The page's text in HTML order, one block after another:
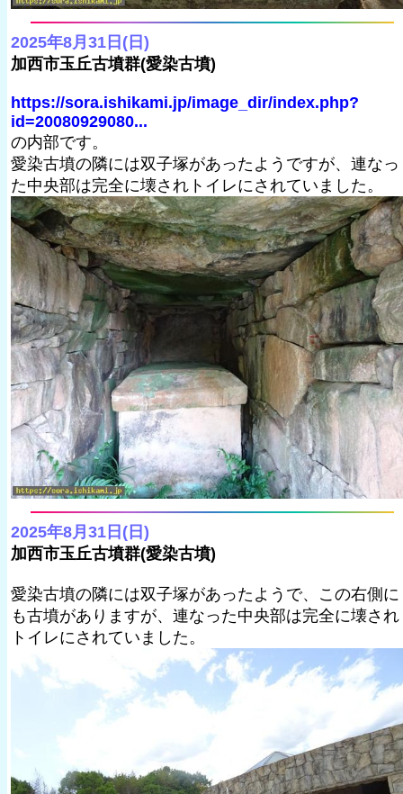
2025年8月31日(日)
加西市玉丘古墳群(愛染古墳)
https://sora.ishikami.jp/image_dir/index.php?
id=20080929080...
の内部です。
愛染古墳の隣には双子塚があったようですが、連なっ
た中央部は完全に壊されトイレにされていました。
2025年8月31日(日)
加西市玉丘古墳群(愛染古墳)
愛染古墳の隣には双子塚があったようで、この右側に
も古墳がありますが、連なった中央部は完全に壊され
トイレにされていました。